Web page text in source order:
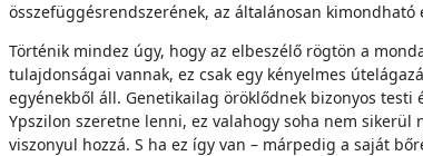
összefüggésrendszerének, az általánosan
Történik mindez úgy, hogy az elbeszélő rögtön a
tulajdonságai vannak, ez csak egy kényelmes
egyénekből áll. Genetikailag öröklődnek bizonyos
Ypszilon szeretne lenni, ez valahogy soha nem
viszonyul hozzá. S ha ez így van – márpedig a saját